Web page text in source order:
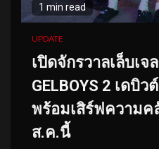
1 min read
UPDATE
เปิดจักรวาลเล็บเ
GELBOYS 2 เดบิ
พร้อมเสิร์ฟความค
ส.ค.นี้